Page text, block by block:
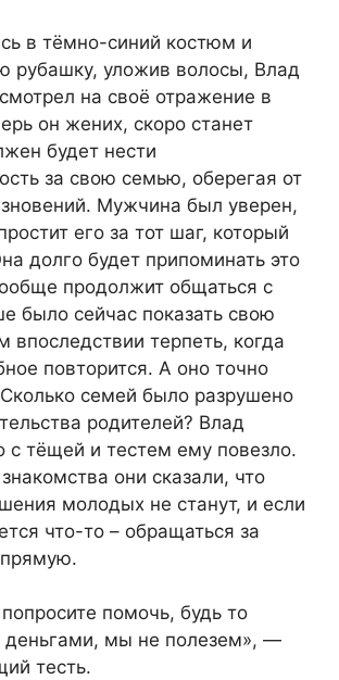
в тёмно-синий костюм и
рубашку, уложив волосы, Влад
на своё отражение в
он жених, скоро станет
будет нести
за свою семью, оберегая от
Мужчина был уверен,
его за тот шаг, который
долго будет припоминать это
продолжит общаться с
было сейчас показать свою
впоследствии терпеть, когда
повторится. А оно точно
семей было разрушено
родителей? Влад
с тёщей и тестем ему повезло.
они сказали, что
молодых не станут, и если
что-то – обращаться за
помочь, будь то
деньгами, мы не полезем», —
тесть.